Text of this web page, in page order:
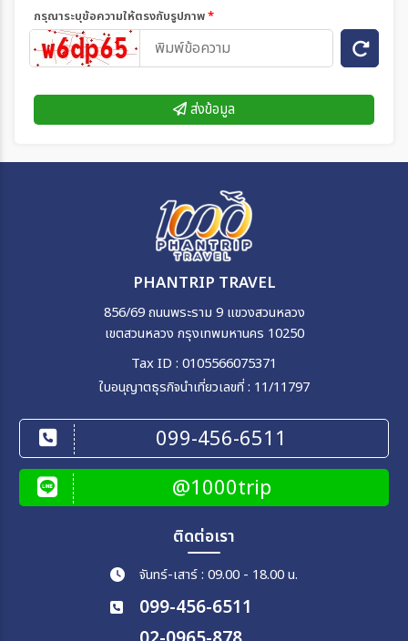
กรุณาระบุข้อความให้ตรงกับรูปภาพ*
ส่งข้อมูล
PHANTRIP TRAVEL
856/69 ถนนพระราม 9 แขวงสวนหลวง
เขตสวนหลวง กรุงเทพมหานคร 10250
Tax ID : 0105566075371
ใบอนุญาตธุรกิจนำเที่ยวเลขที่ : 11/11797
099-456-6511
@1000trip
ติดต่อเรา
จันทร์-เสาร์ : 09.00 - 18.00 น.
099-456-6511